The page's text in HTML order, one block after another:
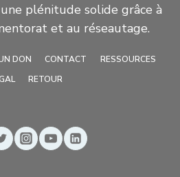
plénitude solide grâce à
et au réseautage.
DON CONTACT
RESSOURCES
RETOUR